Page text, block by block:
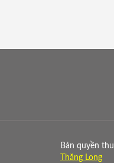
Bản quyền
Thăng Long